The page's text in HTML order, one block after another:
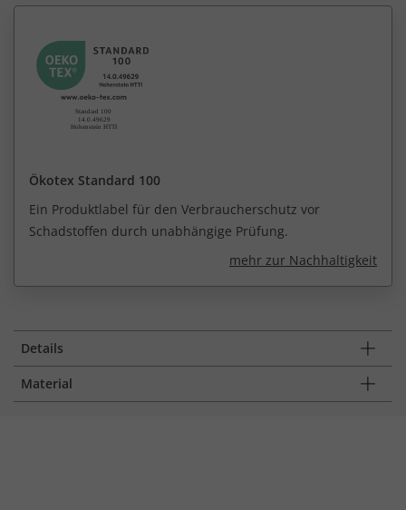
Ökotex Standard 100
Ein Produktlabel für den Verbraucherschutz vor
Schadstoffen durch unabhängige Prüfung.
mehr zur Nachhaltigkeit
Details
Material